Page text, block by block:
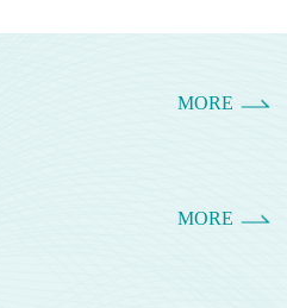
MORE
MORE